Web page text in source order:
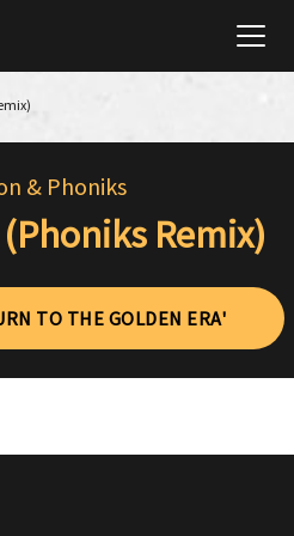
& Phoniks
Remix)
TO THE GOLDEN ERA'